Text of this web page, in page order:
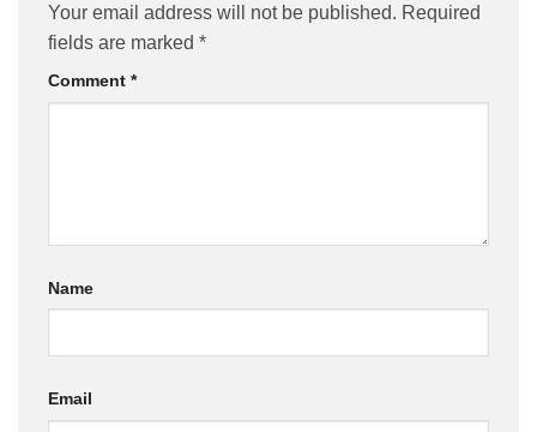
Your email address will not be published. Required
fields are marked *
Comment *
Name
Email